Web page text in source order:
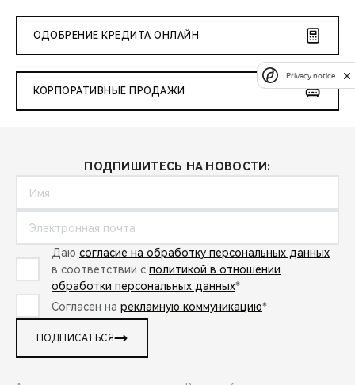
ОДОБРЕНИЕ КРЕДИТА ОНЛАЙН
КОРПОРАТИВНЫЕ ПРОДАЖИ
ПОДПИШИТЕСЬ НА НОВОСТИ:
Даю согласие на обработку персональных данных
в соответствии с политикой в отношении
обработки персональных данных*
Согласен на рекламную коммуникацию*
ПОДПИСАТЬСЯ
Privacy notice